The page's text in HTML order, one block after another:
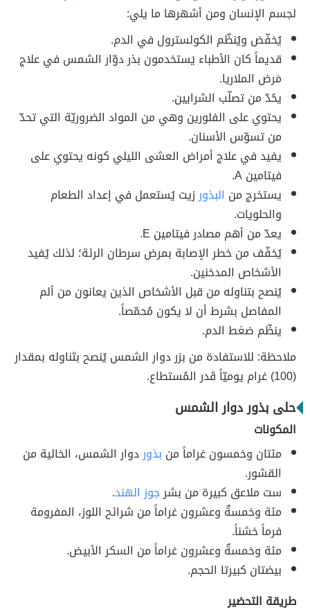
لجسم الإنسان ومن أشهرها ما يلي:
يُخفّض ويُنظّم الكولسترول في الدم.
قديماً كان الأطباء يَستخدمون بذر دوّار الشمس في علاج
مَرض الملاريا.
يحُدّ من تصلّب الشرايين.
يحتوي على الفلورين وهي من المواد الضروريّة التي تحدّ
من تسوّس الأسنان.
يفيد في علاج أمراض العشى الليلي كونه يحتوي على
فيتامين A.
يستخرج من البذورزيت يُستعمل في إعداد الطعام
والحلويات.
يعدّ من أهم مصادر فيتامين E.
يُخفّف من خطر الإصابة بمرض سرطان الرئة؛ لذلك يُفيد
الأشخاص المدخنين.
يُنصح بتناوله من قبل الأشخاص الذين يعانون من ألم
المفاصل بشرط أن لا يكون مُحمّصاً.
ينظّم ضغط الدم.
ملاحظة: للاستفادة من بزر دوار الشمس يُنصح بتَناوله بمقدار
(100) غرام يوميّاً قَدر المُستطاع.
حلى بذور دوار الشمس
المكونات
مئتان وخمسون غراماً من بذوردوار الشمس، الخالية من
القشور.
ست ملاعق كبيرة من بشرجوز الهند.
مئة وخمسةٌ وعشرون غراماً من شرائح اللوز، المفرومة
فرماً خشناً.
مئة وخمسةٌ وعشرون غراماً من السكر الأبيض.
بيضتان كبيرتا الحجم.
طريقة التحضير